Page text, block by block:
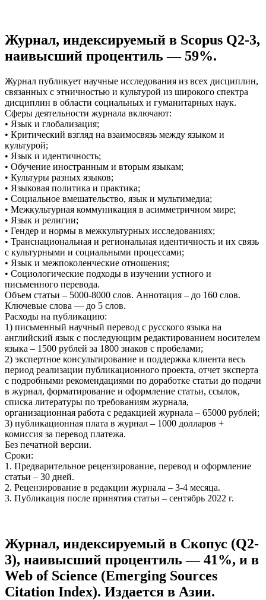
Журнал, индексируемый в Scopus Q2-3,
наивысший процентиль — 59%.
Журнал публикует научные исследования из всех дисциплин,
связанных с этничностью и культурой из широкого спектра
дисциплин в области социальных и гуманитарных наук.
Сферы деятельности журнала включают:
• Язык и глобализация;
• Критический взгляд на взаимосвязь между языком и
культурой;
• Язык и идентичность;
• Обучение иностранным и вторым языкам;
• Культуры разных языков;
• Языковая политика и практика;
• Социальное вмешательство, язык и мультимедиа;
• Межкультурная коммуникация в асимметричном мире;
• Язык и религии;
• Гендер и нормы в межкультурных исследованиях;
• Транснациональная и региональная идентичность и их связь
с культурными и социальными процессами;
• Язык и межпоколенческие отношения;
• Социологические подходы в изучении устного и
письменного перевода.
Объем статьи – 5000-8000 слов. Аннотация – до 160 слов.
Ключевые слова — до 5 слов.
Расходы на публикацию:
1) письменный научный перевод с русского языка на
английский язык с последующим редактированием носителем
языка – 1500 рублей за 1800 знаков с пробелами;
2) экспертное консультирование и поддержка клиента весь
период реализации публикационного проекта, отчет эксперта
с подробными рекомендациями по доработке статьи до подачи
в журнал, форматирование и оформление статьи, ссылок,
списка литературы по требованиям журнала,
организационная работа с редакцией журнала – 65000 рублей;
3) публикационная плата в журнал – 1000 долларов +
комиссия за перевод платежа.
Без печатной версии.
Сроки:
1. Предварительное рецензирование, перевод и оформление
статьи – 30 дней.
2. Рецензирование в редакции журнала – 3-4 месяца.
3. Публикация после принятия статьи – сентябрь 2022 г.
Журнал, индексируемый в Скопус (Q2-
3), наивысший процентиль — 41%, и в
Web of Science (Emerging Sources
Citation Index). Издается в Азии.